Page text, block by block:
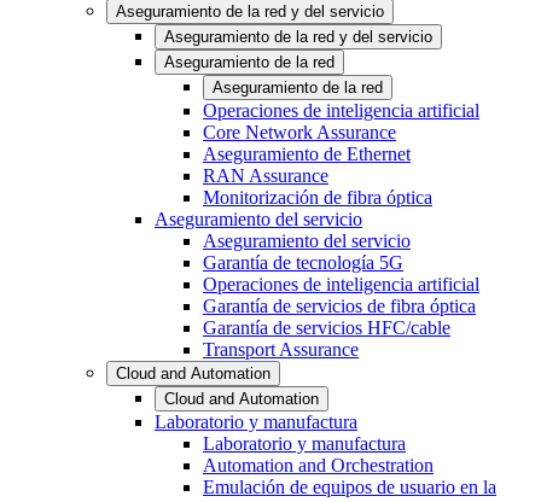
Aseguramiento de la red y del servicio
Aseguramiento de la red y del servicio
Aseguramiento de la red
Aseguramiento de la red
Operaciones de inteligencia artificial
Core Network Assurance
Aseguramiento de Ethernet
RAN Assurance
Monitorización de fibra óptica
Aseguramiento del servicio
Aseguramiento del servicio
Garantía de tecnología 5G
Operaciones de inteligencia artificial
Garantía de servicios de fibra óptica
Garantía de servicios HFC/cable
Transport Assurance
Cloud and Automation
Cloud and Automation
Laboratorio y manufactura
Laboratorio y manufactura
Automation and Orchestration
Emulación de equipos de usuario en la